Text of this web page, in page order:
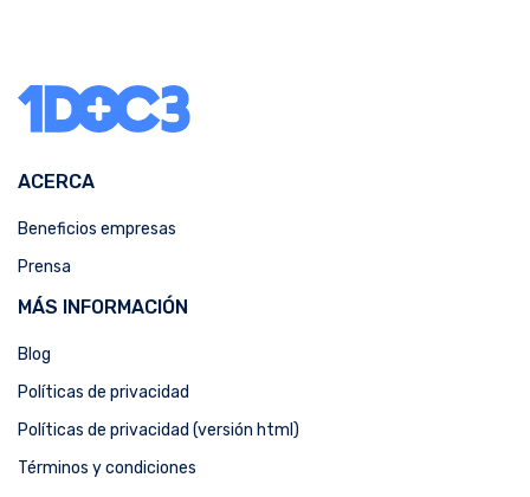
ACERCA
Beneficios empresas
Prensa
MÁS INFORMACIÓN
Blog
Políticas de privacidad
Políticas de privacidad (versión html)
Términos y condiciones